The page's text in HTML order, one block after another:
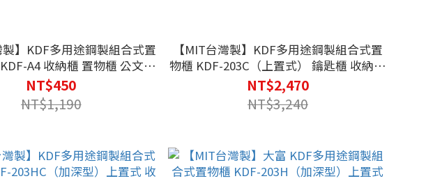
製】KDF多用途鋼製組合式置
A4 收納櫃 置物櫃 公文櫃
櫃 鑰匙櫃 鑰匙鎖 密碼鎖
NT$450
NT$1,190
【MIT台灣製】KDF多用途鋼製組合式置
物櫃 KDF-203C（上置式） 鑰匙櫃 收納櫃
置物櫃 公文櫃 鑰匙櫃 鑰匙鎖 可改密碼鎖
NT$2,470
NT$3,240